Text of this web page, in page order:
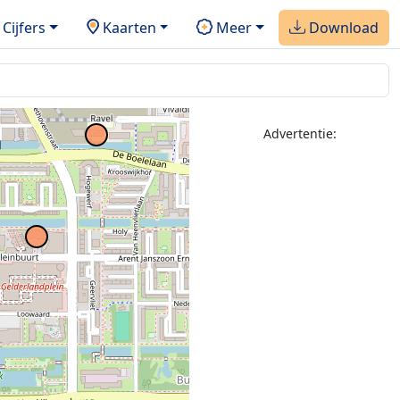
Cijfers Kaarten Meer Download
Advertentie: